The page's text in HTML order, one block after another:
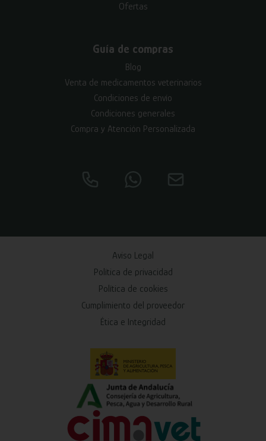
Ofertas
Guía de compras
Blog
Venta de medicamentos veterinarios
Condiciones de envío
Condiciones generales
Compra y Atención Personalizada
Aviso Legal
Política de privacidad
Política de cookies
Cumplimiento del proveedor
Ética e Integridad